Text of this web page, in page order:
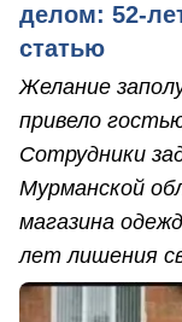
делом: 52-
статью
Желание
привело
Сотрудники
Мурманской
магазина
лет лишения